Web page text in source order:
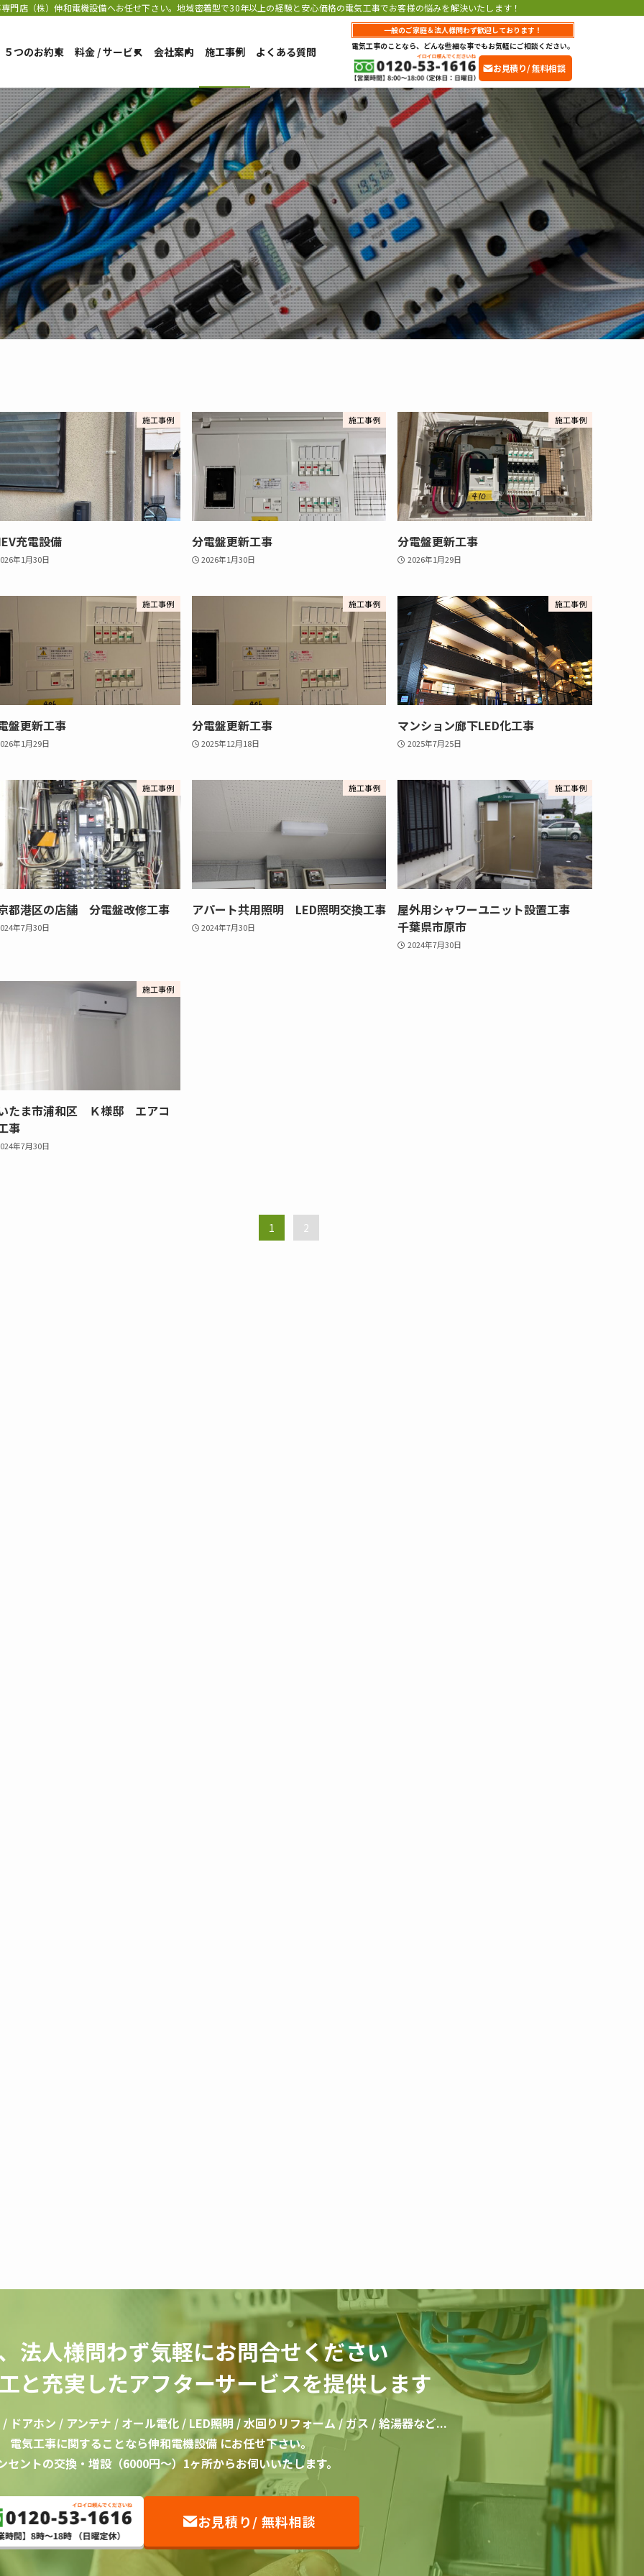
門店（株）伸和電機設備へお任せ下さい。地域密着型で30年以上の経験と安心価格の電気工事でお客様の悩みを解決いたします！
５つのお約束 料金 / サービス 会社案内 施工事例 よくある質問
一般のご家庭＆法人様問わず歓迎しております！
電気工事のことなら、どんな些細な事でもお気軽にご相談ください。
お見積り/ 無料相談
施工事例
充電設備
年1月30日
施工事例
分電盤更新工事
2026年1月30日
施工事例
分電盤更新工事
2026年1月29日
施工事例
盤更新工事
年1月29日
施工事例
分電盤更新工事
2025年12月18日
施工事例
マンション廊下LED化工事
2025年7月25日
施工事例
都港区の店舗 分電盤改修工事
年7月30日
施工事例
アパート共用照明 LED照明交換工事
2024年7月30日
施工事例
屋外用シャワーユニット設置工事
千葉県市原市
2024年7月30日
施工事例
たま市浦和区 Ｋ様邸 エアコ
事
年7月30日
1 2
法人様問わず気軽にお問合せください
と充実したアフターサービスを提供します
ドアホン / アンテナ / オール電化 / LED照明 / 水回りリフォーム / ガス / 給湯器など...
電気工事に関することなら伸和電機設備 にお任せ下さい。
セントの交換・増設（6000円〜）1ヶ所からお伺いいたします。
お見積り/ 無料相談